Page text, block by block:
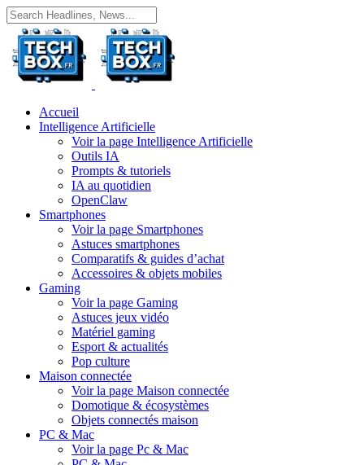
Accueil
Intelligence Artificielle
Voir la page Intelligence Artificielle
Outils IA
Prompts & tutoriels
IA au quotidien
OpenClaw
Smartphones
Voir la page Smartphones
Astuces smartphones
Comparatifs & guides d’achat
Accessoires & objets mobiles
Gaming
Voir la page Gaming
Astuces jeux vidéo
Matériel gaming
Esport & actualités
Pop culture
Maison connectée
Voir la page Maison connectée
Domotique & écosystèmes
Objets connectés maison
PC & Mac
Voir la page Pc & Mac